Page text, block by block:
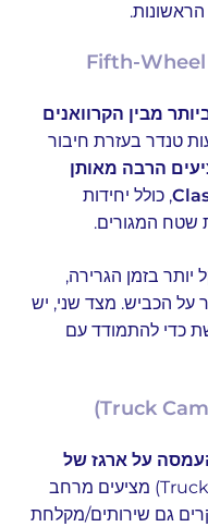
מבין הקרוואנים
טנדר בעזרת חיבור
הרבה מאותן
, כולל יחידות
בזמן הגרירה,
על הכביש. מצד שני, יש
כדי להתמודד עם
על ארגז של
. קרוואנים לטנדר (Truck Campers) מציעים מרחב
גם שירותים/מקלחת